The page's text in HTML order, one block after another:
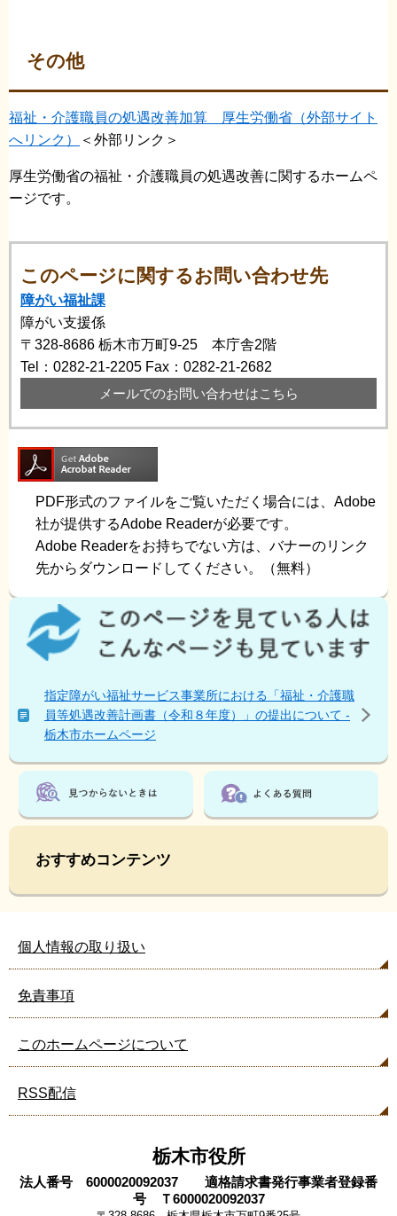
その他
福祉・介護職員の処遇改善加算 厚生労働省（外部サイト
へリンク）
＜外部リンク＞
厚生労働省の福祉・介護職員の処遇改善に関するホームペ
ージです。
このページに関するお問い合わせ先
障がい福祉課
障がい支援係
〒328-8686 栃木市万町9-25 本庁舎2階
Tel：0282-21-2205 Fax：0282-21-2682
メールでのお問い合わせはこちら
PDF形式のファイルをご覧いただく場合には、Adobe
社が提供するAdobe Readerが必要です。
Adobe Readerをお持ちでない方は、バナーのリンク
先からダウンロードしてください。（無料）
こ
ペ
を
見
い
る
は
ペ
ジ
も
見
て
い
ま
す
指定障がい福祉サービス事業所における「福祉・介護職
員等処遇改善計画書（令和８年度）」の提出について -
栃木市ホームページ
おすすめコンテンツ
個人情報の取り扱い
免責事項
このホームページについて
RSS配信
栃木市役所
法人番号 6000020092037 適格請求書発行事業者登録番
号 Ｔ6000020092037